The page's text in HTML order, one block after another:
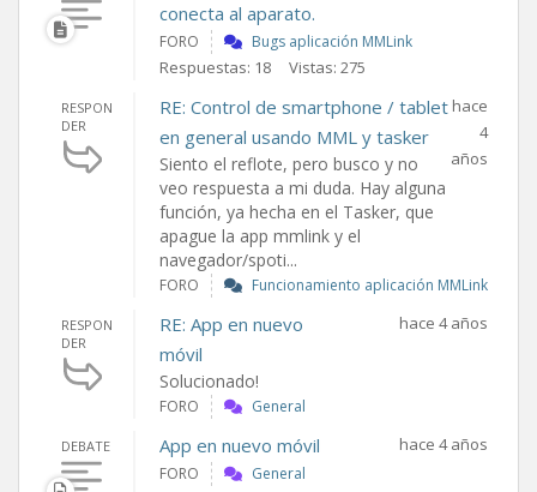
conecta al aparato.
FORO Bugs aplicación MMLink
Respuestas: 18 Vistas: 275
RESPON
DER
RE: Control de smartphone / tablet
en general usando MML y tasker
Siento el reflote, pero busco y no
veo respuesta a mi duda. Hay alguna
función, ya hecha en el Tasker, que
apague la app mmlink y el
navegador/spoti...
hace
4
años
FORO Funcionamiento aplicación MMLink
RESPON
DER
RE: App en nuevo
móvil
Solucionado!
hace 4 años
FORO General
DEBATE App en nuevo móvil hace 4 años
FORO General